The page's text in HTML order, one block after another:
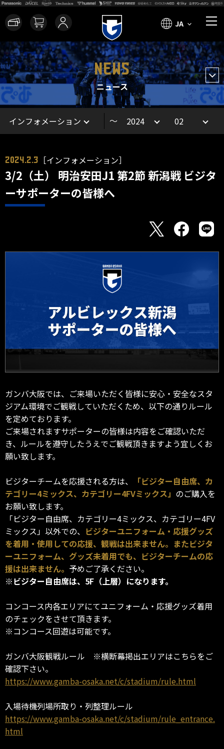
JA
NEWS
ニュース
～
2024.2.3 ［インフォメーション］
3/2（土） 明治安田J1 第2節 新潟戦 ビジタ
ーサポーターの皆様へ
ガンバ大阪では、ご来場いただく皆様に安心・安全なスタ
ジアム環境でご観戦していただくため、以下の通りルール
を定めております。
ご来場されますサポーターの皆様は内容をご確認いただ
き、ルールを遵守したうえでご観戦頂きますよう宜しくお
願い致します。
ビジターチームを応援される方は、
「ビジター自由席、カ
テゴリー4ミックス、カテゴリー4FVミックス」 のご購入を
お願い致します。
「ビジター自由席、カテゴリー4ミックス、カテゴリー4FV
ミックス」以外での、 ビジターユニフォーム・応援グッズ
を着用・使用しての応援、観戦は出来ません。またビジタ
ーユニフォーム、グッズ未着用でも、ビジターチームの応
援は出来ません。 予めご了承ください。
※ビジター自由席は、5F（上層）になります。
コンコース内各エリアにてユニフォーム・応援グッズ着用
のチェックをさせて頂きます。
※コンコース回遊は可能です。
ガンバ大阪観戦ルール ※横断幕掲出エリアはこちらをご
確認下さい。
https://www.gamba-osaka.net/c/stadium/rule.html
入場待機列場所取り・列整理ルール
https://www.gamba-osaka.net/c/stadium/rule_entrance.
html